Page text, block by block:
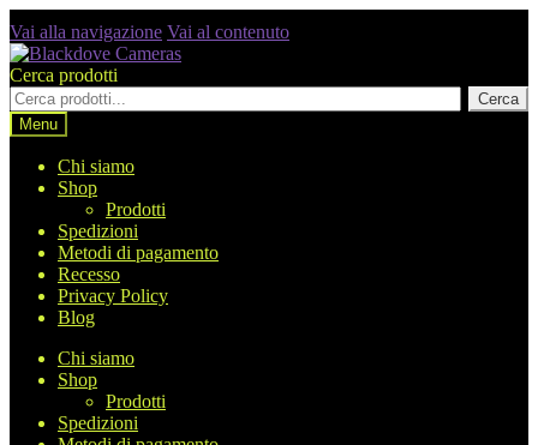
Vai alla navigazione Vai al contenuto
Cerca prodotti
Cerca
Menu
Chi siamo
Shop
Prodotti
Spedizioni
Metodi di pagamento
Recesso
Privacy Policy
Blog
Chi siamo
Shop
Prodotti
Spedizioni